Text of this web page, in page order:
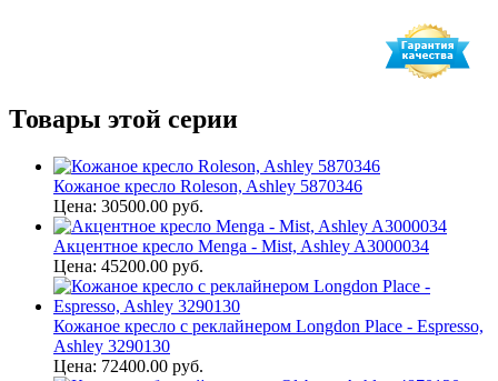
Товары этой серии
Кожаное кресло Roleson, Ashley 5870346
Цена: 30500.00 руб.
Акцентное кресло Menga - Mist, Ashley A3000034
Цена: 45200.00 руб.
Кожаное кресло с реклайнером Longdon Place - Espresso,
Ashley 3290130
Цена: 72400.00 руб.